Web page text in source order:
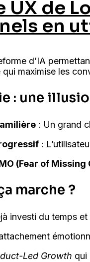
UX de
en
d’IA
maximise les
: une
: Un grand
:
(Fear of Missing
marche ?
investi du temps et
Led Growth qui